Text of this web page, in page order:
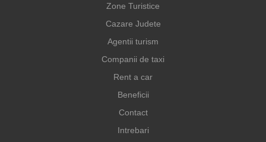
Zone Turistice
Cazare Judete
Agentii turism
Companii de taxi
Rent a car
Beneficii
Contact
Intrebari